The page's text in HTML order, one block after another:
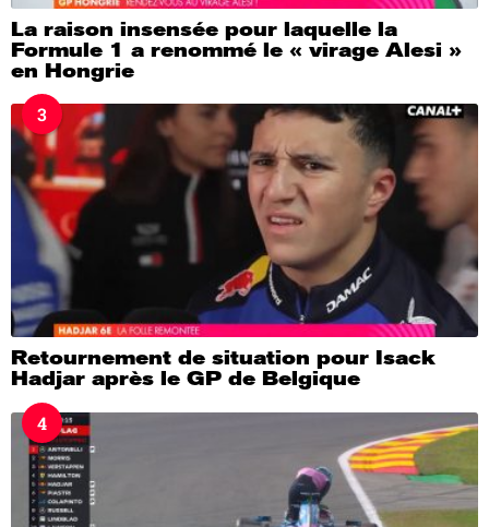
La raison insensée pour laquelle la
Formule 1 a renommé le « virage Alesi »
en Hongrie
3
Retournement de situation pour Isack
Hadjar après le GP de Belgique
4